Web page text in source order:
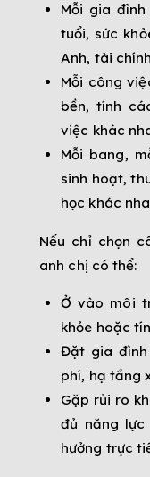
Mỗi gia
tuổi, sức
Anh, tài
Mỗi công
bền, tính
việc khác
Mỗi bang,
sinh hoạt,
học khác
Nếu chỉ chọn
anh chị có thể:
Ở vào môi
khỏe hoặc
Đặt gia
phí, hạ tầng
Gặp rủi ro
đủ năng
hưởng trực